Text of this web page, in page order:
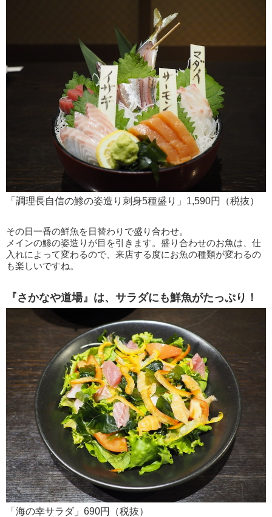
「調理長自信の鯵の姿造り刺身5種盛り」1,590円（税抜）
その日一番の鮮魚を日替わりで盛り合わせ。
メインの鯵の姿造りが目を引きます。盛り合わせのお魚は、仕
入れによって変わるので、来店する度にお魚の種類が変わるの
も楽しいですね。
『さかなや道場』は、サラダにも鮮魚がたっぷり！
「海の幸サラダ」690円（税抜）